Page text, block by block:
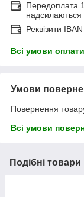
Передоплата
Реквізити
Всі умови оплати
Умови
Повернення
Всі умови
Подібні товари